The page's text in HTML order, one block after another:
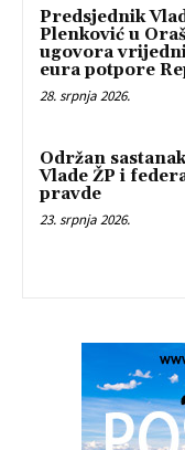
Predsjednik
Plenković u
ugovora
eura potpore
28. srpnja 2026.
Održan
Vlade ŽP i
pravde
23. srpnja 2026.